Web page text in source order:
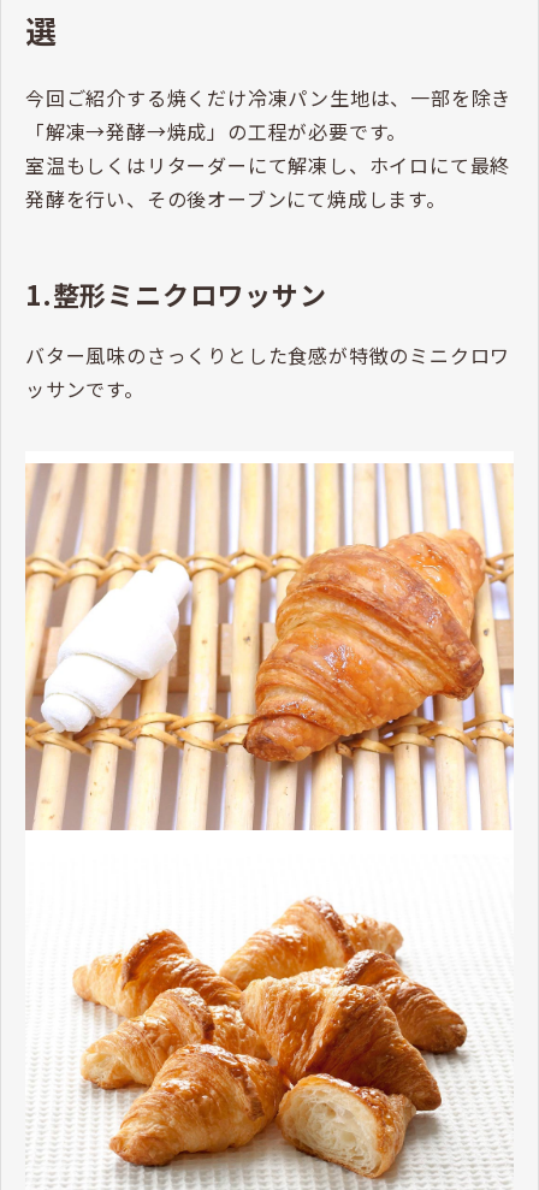
選
今回ご紹介する焼くだけ冷凍パン生地は、一部を除き
「解凍→発酵→焼成」の工程が必要です。
室温もしくはリターダーにて解凍し、ホイロにて最終
発酵を行い、その後オーブンにて焼成します。
1.整形ミニクロワッサン
バター風味のさっくりとした食感が特徴のミニクロワ
ッサンです。